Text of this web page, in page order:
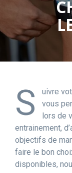
S
uivre
vous
lors de
entrainement,
objectifs de
faire le bon
disponibles,